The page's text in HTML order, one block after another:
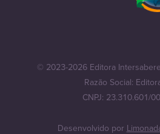
© 2023-2026 Editora
Razão Social:
CNPJ: 23.310.601/
Desenvolvido por